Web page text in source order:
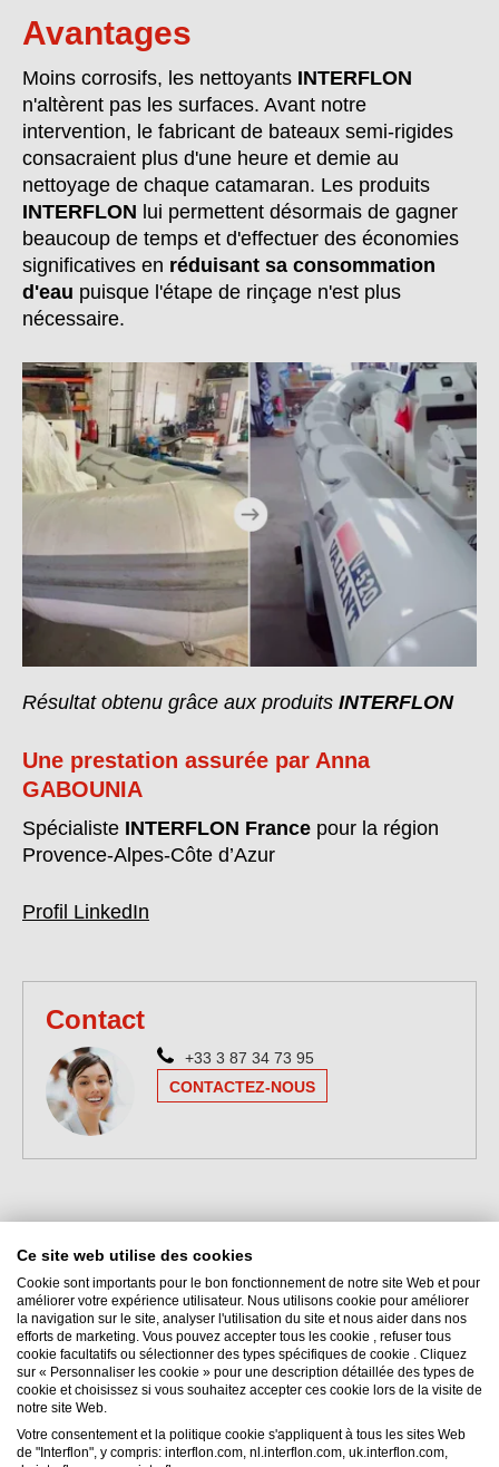
Avantages
Moins corrosifs, les nettoyants INTERFLON
n'altèrent pas les surfaces. Avant notre
intervention, le fabricant de bateaux semi-rigides
consacraient plus d'une heure et demie au
nettoyage de chaque catamaran. Les produits
INTERFLON lui permettent désormais de gagner
beaucoup de temps et d'effectuer des économies
significatives en réduisant sa consommation
d'eau puisque l'étape de rinçage n'est plus
nécessaire.
Résultat obtenu grâce aux produits INTERFLON
Une prestation assurée par Anna
GABOUNIA
Spécialiste INTERFLON France pour la région
Provence-Alpes-Côte d’Azur
Profil LinkedIn
Contact
+33 3 87 34 73 95
CONTACTEZ-NOUS
Interflon France
9 rue Hubert Reeves, Zone Ecoparc
57140 Norroy-le-Veneur
France
Email:france@interflon.com
Ce site web utilise des cookies
Cookie sont importants pour le bon fonctionnement de notre site Web et pour
améliorer votre expérience utilisateur. Nous utilisons cookie pour améliorer
la navigation sur le site, analyser l'utilisation du site et nous aider dans nos
efforts de marketing. Vous pouvez accepter tous les cookie , refuser tous
cookie facultatifs ou sélectionner des types spécifiques de cookie . Cliquez
sur « Personnaliser les cookie » pour une description détaillée des types de
cookie et choisissez si vous souhaitez accepter ces cookie lors de la visite de
notre site Web.
Votre consentement et la politique cookie s'appliquent à tous les sites Web
de "Interflon", y compris: interflon.com, nl.interflon.com, uk.interflon.com,